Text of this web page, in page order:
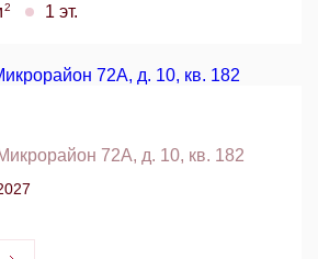
2 1 эт.
72А, д. 10, кв. 182